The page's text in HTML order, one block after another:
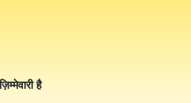
है